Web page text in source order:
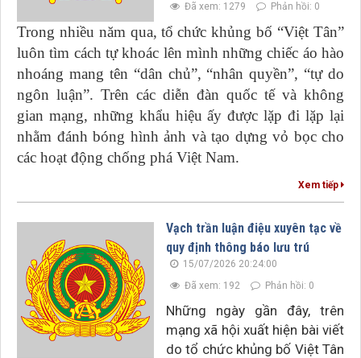
Đã xem: 1279
Phản hồi: 0
Trong nhiều năm qua, tổ chức khủng bố “Việt Tân”
luôn tìm cách tự khoác lên mình những chiếc áo hào
nhoáng mang tên “dân chủ”, “nhân quyền”, “tự do
ngôn luận”. Trên các diễn đàn quốc tế và không
gian mạng, những khẩu hiệu ấy được lặp đi lặp lại
nhằm đánh bóng hình ảnh và tạo dựng vỏ bọc cho
các hoạt động chống phá Việt Nam.
Xem tiếp
Vạch trần luận điệu xuyên tạc về
quy định thông báo lưu trú
15/07/2026 20:24:00
Đã xem: 192
Phản hồi: 0
Những ngày gần đây, trên
mạng xã hội xuất hiện bài viết
do tổ chức khủng bố Việt Tân